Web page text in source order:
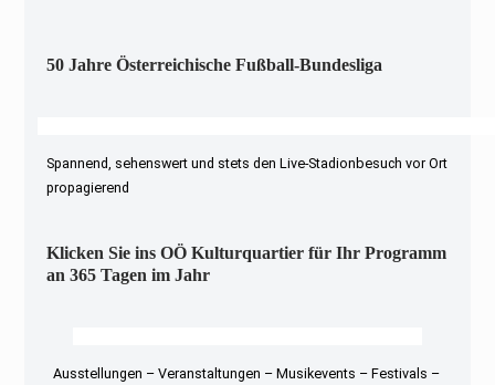
50 Jahre Österreichische Fußball-Bundesliga
Spannend, sehenswert und stets den Live-Stadionbesuch vor Ort
propagierend
Klicken Sie ins OÖ Kulturquartier für Ihr Programm
an 365 Tagen im Jahr
Ausstellungen – Veranstaltungen – Musikevents – Festivals –